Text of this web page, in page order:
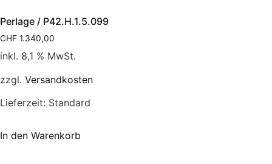
Perlage / P42.H.1.5.099
CHF 1.340,00
inkl. 8,1 % MwSt.
zzgl. Versandkosten
Lieferzeit: Standard
In den Warenkorb